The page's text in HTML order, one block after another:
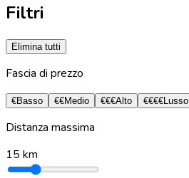
Filtri
Elimina tutti
Fascia di prezzo
€Basso €€Medio €€€Alto €€€€Lusso
Distanza massima
15 km